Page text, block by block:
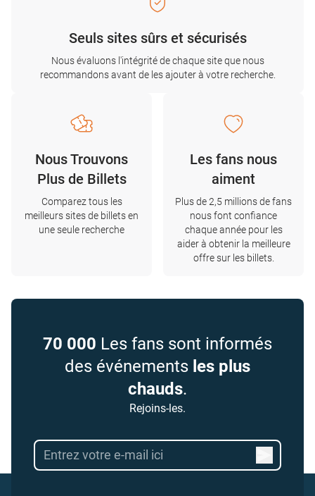
Seuls sites sûrs et sécurisés
Nous évaluons l'intégrité de chaque site que nous
recommandons avant de les ajouter à votre recherche.
Nous Trouvons
Plus de Billets
Comparez tous les
meilleurs sites de billets en
une seule recherche
Les fans nous
aiment
Plus de 2,5 millions de fans
nous font confiance
chaque année pour les
aider à obtenir la meilleure
offre sur les billets.
70 000 Les fans sont informés
des événements les plus
chauds.
Rejoins-les.